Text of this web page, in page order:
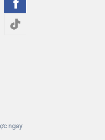
ngay